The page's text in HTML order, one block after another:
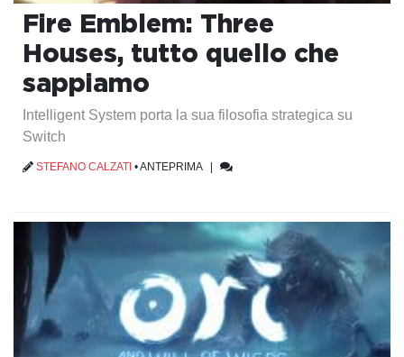
Fire Emblem: Three
Houses, tutto quello che
sappiamo
Intelligent System porta la sua filosofia strategica su
Switch
STEFANO CALZATI •ANTEPRIMA|